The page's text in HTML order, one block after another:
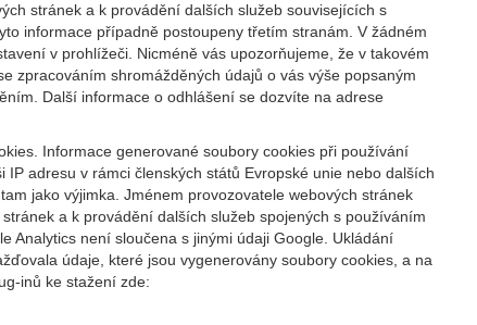
stránek a k provádění dalších služeb souvisejících s
informace případně postoupeny třetím stranám. V žádném
v prohlížeči. Nicméně vás upozorňujeme, že v takovém
zpracováním shromážděných údajů o vás výše popsaným
Další informace o odhlášení se dozvíte na adrese
Informace generované soubory cookies při používání
adresu v rámci členských států Evropské unie nebo dalších
jako výjimka. Jménem provozovatele webových stránek
a k provádění dalších služeb spojených s používáním
Analytics není sloučena s jinými údaji Google. Ukládání
údaje, které jsou vygenerovány soubory cookies, a na
inů ke stažení zde: